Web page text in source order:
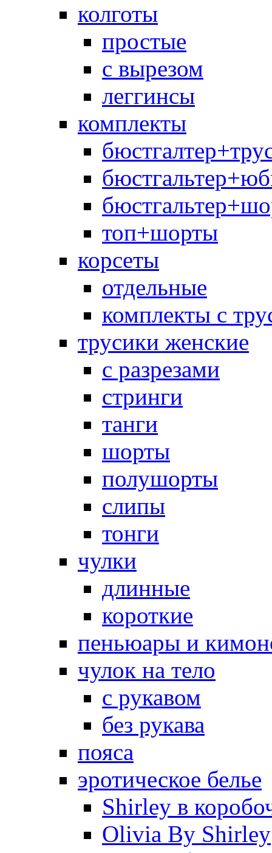
колготы
простые
с вырезом
леггинсы
комплекты
топ+шорты
корсеты
отдельные
комплекты с
трусики женские
с разрезами
стринги
танги
шорты
полушорты
слипы
тонги
чулки
длинные
короткие
пеньюары и
чулок на тело
с рукавом
без рукава
пояса
эротическое белье
Shirley в
Olivia By Shirley